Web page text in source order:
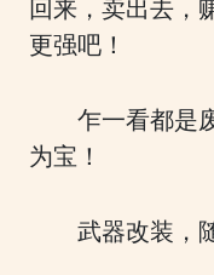
回来，卖出去，
更强吧！
乍一看都是
为宝！
武器改装，